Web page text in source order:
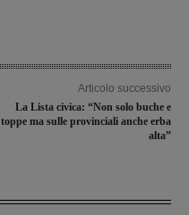
Articolo successivo
La Lista civica: “Non solo buche e
toppe ma sulle provinciali anche erba
alta”